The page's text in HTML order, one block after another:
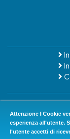
Attenzione I Cookie
esperienza all'utente.
l'utente accetti di